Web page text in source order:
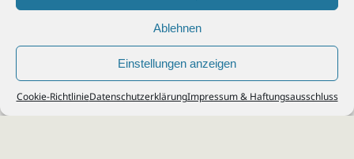
Ablehnen
Einstellungen anzeigen
Cookie-RichtlinieDatenschutzerklärungImpressum & Haftungsausschluss
© 2026Steuerberater Kempf, Köln - Steuerberatung Poll, Porz, Deutz, Mülheim,